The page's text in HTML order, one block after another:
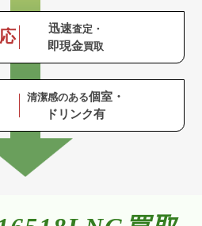
迅速査定・
即現金買取
清潔感のある個室・
ドリンク有